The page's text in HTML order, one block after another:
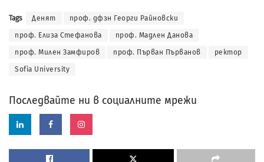
Tags Денят проф. дфзн Георги Райновски
проф. Елиза Стефанова проф. Мадлен Данова
проф. Милен Замфиров проф. Първан Първанов ректор
Sofia University
Последвайте ни в социалните мрежи